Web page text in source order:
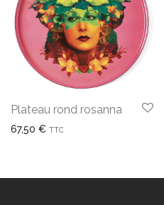
Plateau rond rosanna
67,50 € TTC